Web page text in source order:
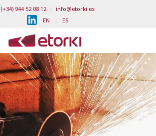
(+34) 944 52 08 12| info@etorki.es
EN | ES